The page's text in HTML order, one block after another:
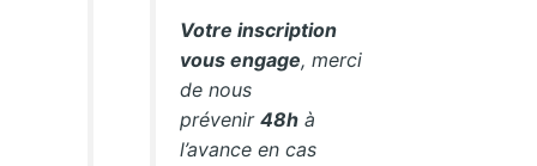
Votre inscription
vous engage, merci
de nous
prévenir 48hà
l’avance en cas